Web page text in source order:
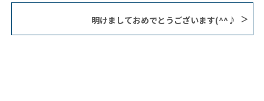
明けましておめでとうございます(^^♪